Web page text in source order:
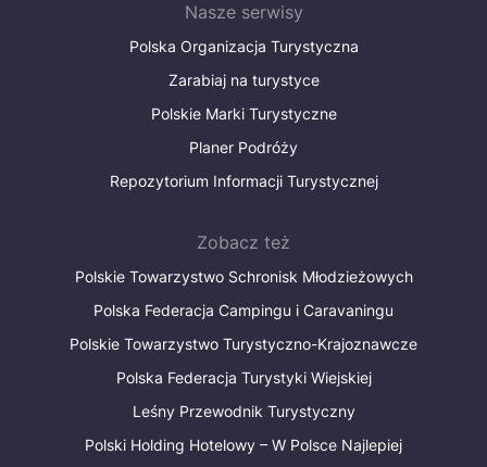
Nasze serwisy
Polska Organizacja Turystyczna
Zarabiaj na turystyce
Polskie Marki Turystyczne
Planer Podróży
Repozytorium Informacji Turystycznej
Zobacz też
Polskie Towarzystwo Schronisk Młodzieżowych
Polska Federacja Campingu i Caravaningu
Polskie Towarzystwo Turystyczno-Krajoznawcze
Polska Federacja Turystyki Wiejskiej
Leśny Przewodnik Turystyczny
Polski Holding Hotelowy – W Polsce Najlepiej